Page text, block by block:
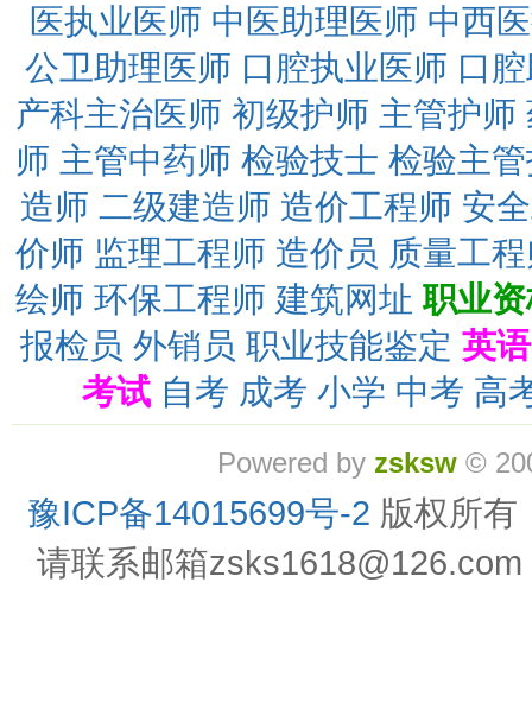
医执业医师 中医助理医师 中西
公卫助理医师 口腔执业医师 口
产科主治医师 初级护师 主管护师
师 主管中药师 检验技士 检验主
造师 二级建造师 造价工程师 安
价师 监理工程师 造价员 质量工
绘师 环保工程师 建筑网址 职业
报检员 外销员 职业技能鉴定 英
考试 自考 成考 小学 中考 高
Powered by zsksw©
豫ICP备14015699号-2 版权所有
请联系邮箱